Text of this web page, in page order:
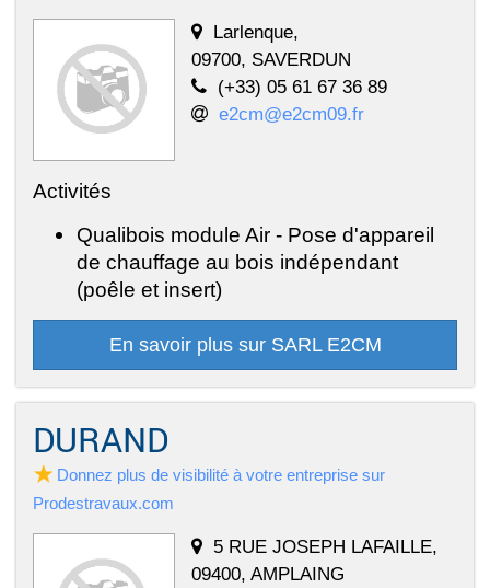
Larlenque,
09700, SAVERDUN
(+33) 05 61 67 36 89
e2cm@e2cm09.fr
Activités
Qualibois module Air - Pose d'appareil
de chauffage au bois indépendant
(poêle et insert)
En savoir plus sur SARL E2CM
DURAND
Donnez plus de visibilité à votre entreprise sur
Prodestravaux.com
5 RUE JOSEPH LAFAILLE,
09400, AMPLAING